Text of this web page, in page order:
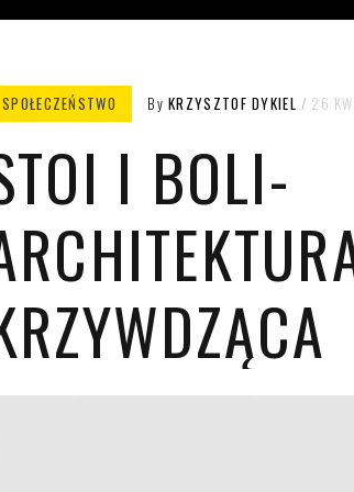
SPOŁECZEŃSTWO ByKRZYSZTOF DYKIEL 26
I BOLI-